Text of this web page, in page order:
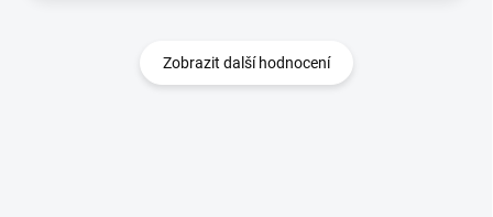
Zobrazit další hodnocení